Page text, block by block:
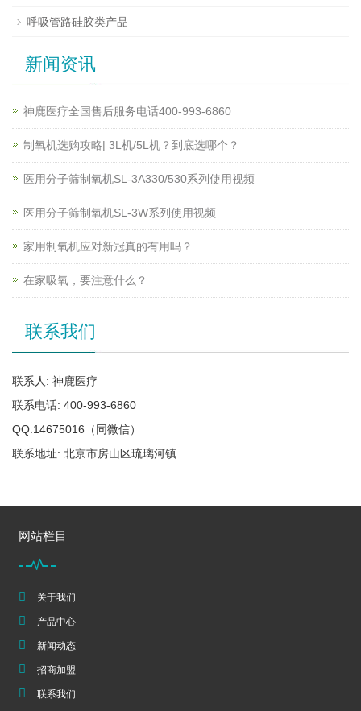
呼吸管路硅胶类产品
新闻资讯
神鹿医疗全国售后服务电话400-993-6860
制氧机选购攻略| 3L机/5L机？到底选哪个？
医用分子筛制氧机SL-3A330/530系列使用视频
医用分子筛制氧机SL-3W系列使用视频
家用制氧机应对新冠真的有用吗？
在家吸氧，要注意什么？
联系我们
联系人: 神鹿医疗
联系电话: 400-993-6860
QQ:14675016（同微信）
联系地址: 北京市房山区琉璃河镇
网站栏目
关于我们
产品中心
新闻动态
招商加盟
联系我们